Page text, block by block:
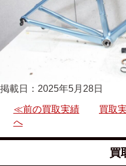
掲載日：2025年5月28日
≪前の買取実績
へ
買取
買